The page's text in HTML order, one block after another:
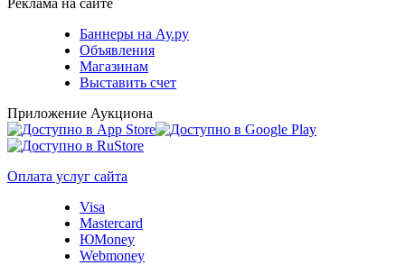
Реклама на сайте
Баннеры на Ау.ру
Объявления
Магазинам
Выставить счет
Приложение Аукциона
Оплата услуг сайта
Visa
Mastercard
ЮMoney
Webmoney